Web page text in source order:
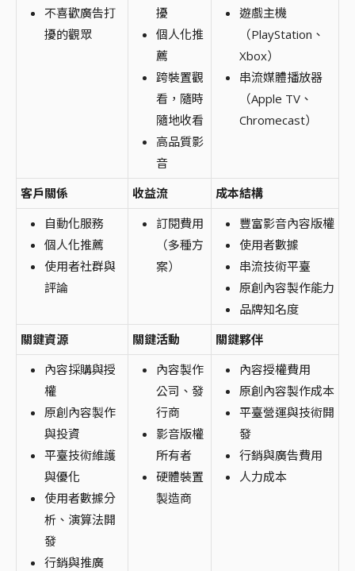
不喜歡廣告打
擾的觀眾
擾
個人化推
薦
跨裝置觀
看，隨時
隨地收看
高品質影
音
遊戲主機
（PlayStation、
Xbox）
串流媒體播放器
（Apple TV、
Chromecast）
客戶關係 收益流
成本結構
自動化服務
個人化推薦
使用者社群與
評論
訂閱費用
（多種方
案）
豐富影音內容版權
使用者數據
串流技術平臺
原創內容製作能力
品牌知名度
關鍵資源
關鍵活動
關鍵夥伴
內容採購與授
權
原創內容製作
與投資
平臺技術維護
與優化
使用者數據分
析、演算法開
發
行銷與推廣
內容製作
公司、發
行商
影音版權
所有者
硬體裝置
製造商
內容授權費用
原創內容製作成本
平臺營運與技術開
發
行銷與廣告費用
人力成本